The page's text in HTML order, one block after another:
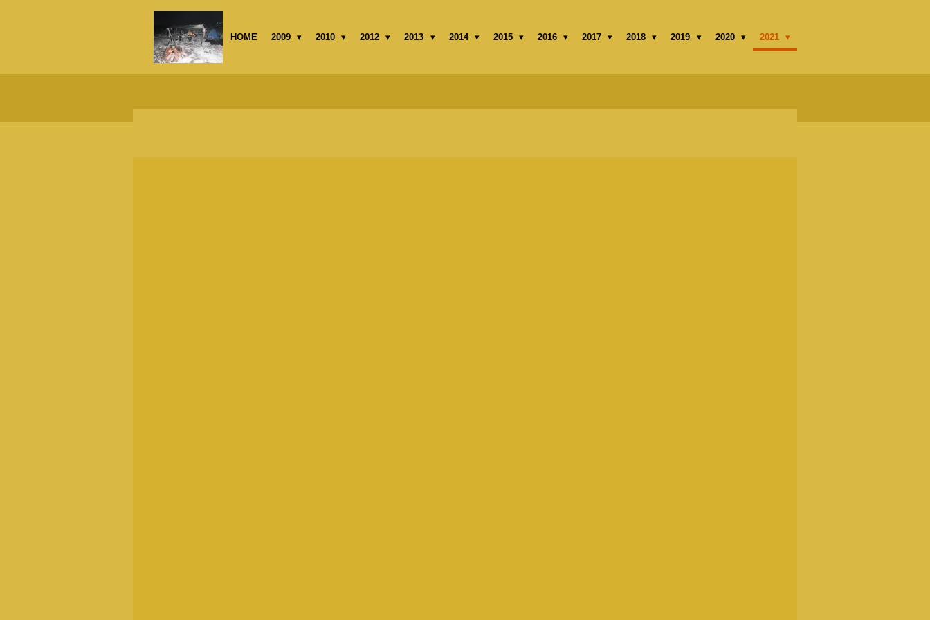
HOME 2009 2010 2012 2013 2014 2015 2016 2017 2018 2019 2020 2021